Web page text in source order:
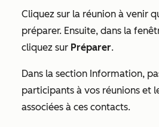
Cliquez sur la réunion à venir
préparer. Ensuite, dans la
cliquez sur Préparer.
Dans la section Information,
participants à vos réunions et
associées à ces contacts.